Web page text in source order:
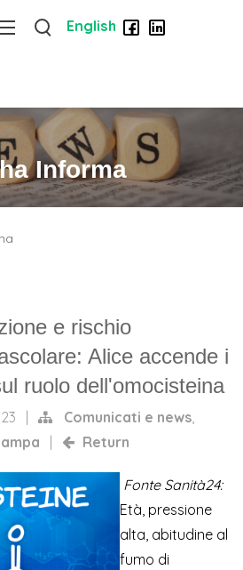
English
Informa
e rischio
Alice accende i
ruolo dell'omocisteina
Comunicati e news,
Return
Fonte Sanità24:
Età, pressione
alta, abitudine al
fumo di